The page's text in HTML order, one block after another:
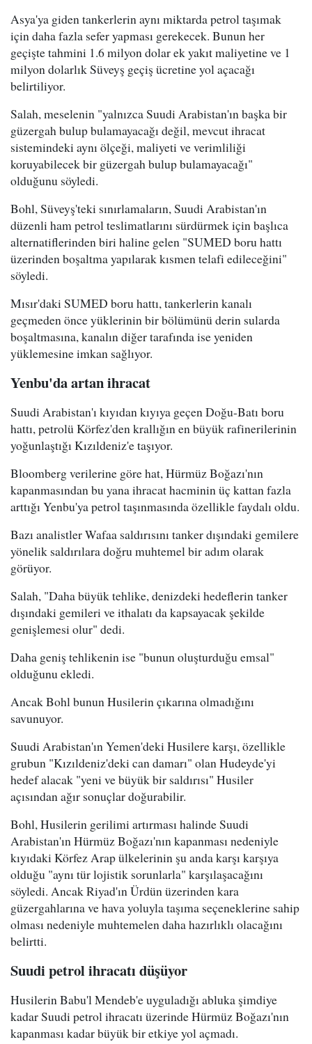
Asya'ya giden tankerlerin aynı miktarda petrol taşımak
için daha fazla sefer yapması gerekecek. Bunun her
geçişte tahmini 1.6 milyon dolar ek yakıt maliyetine ve 1
milyon dolarlık Süveyş geçiş ücretine yol açacağı
belirtiliyor.
Salah, meselenin "yalnızca Suudi Arabistan'ın başka bir
güzergah bulup bulamayacağı değil, mevcut ihracat
sistemindeki aynı ölçeği, maliyeti ve verimliliği
koruyabilecek bir güzergah bulup bulamayacağı"
olduğunu söyledi.
Bohl, Süveyş'teki sınırlamaların, Suudi Arabistan'ın
düzenli ham petrol teslimatlarını sürdürmek için başlıca
alternatiflerinden biri haline gelen "SUMED boru hattı
üzerinden boşaltma yapılarak kısmen telafi edileceğini"
söyledi.
Mısır'daki SUMED boru hattı, tankerlerin kanalı
geçmeden önce yüklerinin bir bölümünü derin sularda
boşaltmasına, kanalın diğer tarafında ise yeniden
yüklemesine imkan sağlıyor.
Yenbu'da artan ihracat
Suudi Arabistan'ı kıyıdan kıyıya geçen Doğu-Batı boru
hattı, petrolü Körfez'den krallığın en büyük rafinerilerinin
yoğunlaştığı Kızıldeniz'e taşıyor.
Bloomberg verilerine göre hat, Hürmüz Boğazı'nın
kapanmasından bu yana ihracat hacminin üç kattan fazla
arttığı Yenbu'ya petrol taşınmasında özellikle faydalı oldu.
Bazı analistler Wafaa saldırısını tanker dışındaki gemilere
yönelik saldırılara doğru muhtemel bir adım olarak
görüyor.
Salah, "Daha büyük tehlike, denizdeki hedeflerin tanker
dışındaki gemileri ve ithalatı da kapsayacak şekilde
genişlemesi olur" dedi.
Daha geniş tehlikenin ise "bunun oluşturduğu emsal"
olduğunu ekledi.
Ancak Bohl bunun Husilerin çıkarına olmadığını
savunuyor.
Suudi Arabistan'ın Yemen'deki Husilere karşı, özellikle
grubun "Kızıldeniz'deki can damarı" olan Hudeyde'yi
hedef alacak "yeni ve büyük bir saldırısı" Husiler
açısından ağır sonuçlar doğurabilir.
Bohl, Husilerin gerilimi artırması halinde Suudi
Arabistan'ın Hürmüz Boğazı'nın kapanması nedeniyle
kıyıdaki Körfez Arap ülkelerinin şu anda karşı karşıya
olduğu "aynı tür lojistik sorunlarla" karşılaşacağını
söyledi. Ancak Riyad'ın Ürdün üzerinden kara
güzergahlarına ve hava yoluyla taşıma seçeneklerine sahip
olması nedeniyle muhtemelen daha hazırlıklı olacağını
belirtti.
Suudi petrol ihracatı düşüyor
Husilerin Babu'l Mendeb'e uyguladığı abluka şimdiye
kadar Suudi petrol ihracatı üzerinde Hürmüz Boğazı'nın
kapanması kadar büyük bir etkiye yol açmadı.